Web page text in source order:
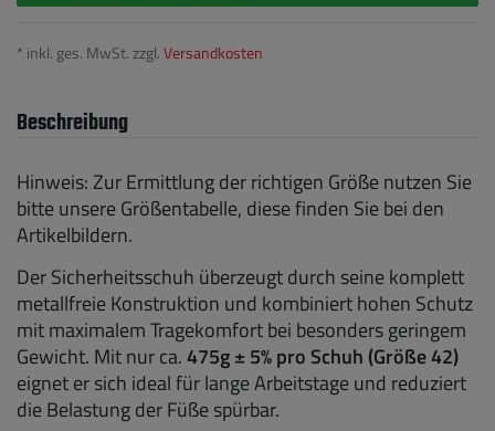
* inkl. ges. MwSt. zzgl.Versandkosten
Beschreibung
Hinweis: Zur Ermittlung der richtigen Größe nutzen Sie
bitte unsere Größentabelle, diese finden Sie bei den
Artikelbildern.
Der Sicherheitsschuh überzeugt durch seine komplett
metallfreie Konstruktion und kombiniert hohen Schutz
mit maximalem Tragekomfort bei besonders geringem
Gewicht. Mit nur ca.475g ± 5% pro Schuh (Größe 42)
eignet er sich ideal für lange Arbeitstage und reduziert
die Belastung der Füße spürbar.